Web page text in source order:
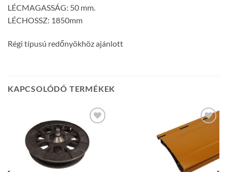
LÉCMAGASSÁG: 50 mm.
LÉCHOSSZ: 1850mm
Régi típusú redőnyökhöz ajánlott
KAPCSOLÓDÓ TERMÉKEK
Add to
wishlist